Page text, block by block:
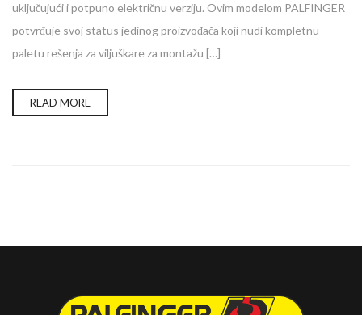
uključujući i potpuno električnu verziju. Ovim modelom PALFINGER
potvrđuje svoj status jedinog proizvođača koji nudi kompletnu
paletu rešenja za viljuškare za montažu […]
READ MORE